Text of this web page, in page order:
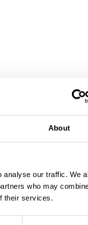
About
analyse our traffic. We
who may
their services.
eļļu un ļauj
oglēm ir